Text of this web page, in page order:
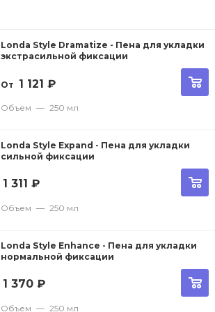
Londa Style Dramatize - Пена для укладки
экстрасильной фиксации
От 1 121 ₽
Объем — 250 мл
Londa Style Expand - Пена для укладки
сильной фиксации
1 311 ₽
Объем — 250 мл
Londa Style Enhance - Пена для укладки
нормальной фиксации
1 370 ₽
Объем — 250 мл